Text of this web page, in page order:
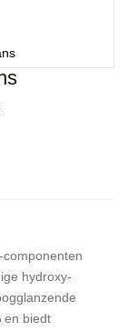
componenten
hydroxy-
en biedt